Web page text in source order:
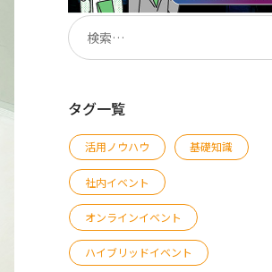
タグ一覧
活用ノウハウ 基礎知識
社内イベント
オンラインイベント
ハイブリッドイベント